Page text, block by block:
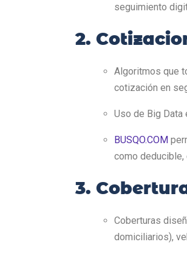
seguimiento
2.
Algoritmos que
cotización en
Uso de Big Data
BUSQO.COM
como deducible,
3.
Coberturas
domiciliarios),